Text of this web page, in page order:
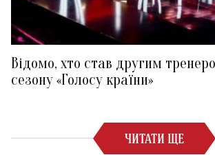
Відомо, хто став другим
сезону «Голосу країни»
ЧИТАТИ ЩЕ